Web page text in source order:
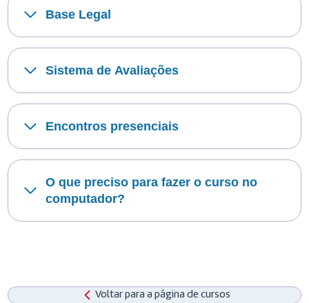
Base Legal
Sistema de Avaliações
Encontros presenciais
O que preciso para fazer o curso no
computador?
Voltar para a página de cursos